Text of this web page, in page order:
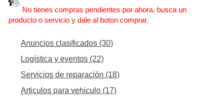
0
No tienes compras pendientes por ahora, busca un
producto o servicio y dale al boton comprar.
Anuncios clasificados (30)
Logística y eventos (22)
Servicios de reparación (18)
Articulos para vehiculo (17)